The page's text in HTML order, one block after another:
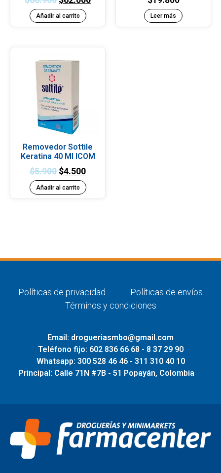
Añadir al carrito Leer más
Removedor Sottile
Keratina 40 Ml ICOM
$5.900 $4.500
Añadir al carrito
Políticas de privacidad
Políticas de envíos
Términos y condiciones
Email: drogueriasmbo@gmail.com
Teléfono fijo: 602 836 66 68 - 8 37 29 90
Whatsapp: 300 528 46 46 - 311 310 40 10
Principal: Calle 71N #7B - 51 Popayán, Colombia